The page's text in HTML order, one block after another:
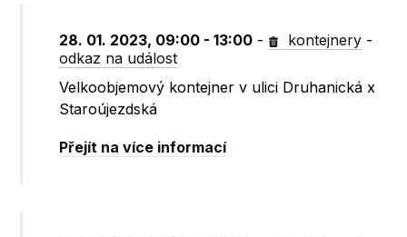
28. 01. 2023, 09:00 - 13:00 - kontejnery -
odkaz na událost
Velkoobjemový kontejner v ulici Druhanická x
Staroújezdská
Přejít na více informací